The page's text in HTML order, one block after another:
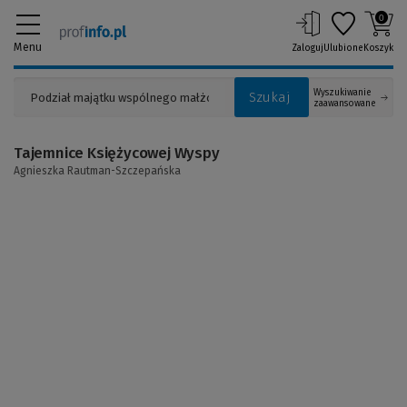
Menu
Szukaj
Wyszukiwanie
zaawansowane
ZalogujUlubione
0
Koszyk
Tajemnice Księżycowej Wyspy
Agnieszka Rautman-Szczepańska